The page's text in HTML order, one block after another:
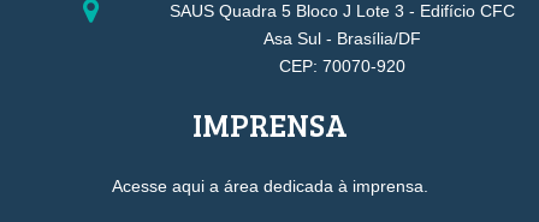
SAUS Quadra 5 Bloco J Lote 3 - Edifício CFC
Asa Sul - Brasília/DF
CEP: 70070-920
IMPRENSA
Acesse aqui a área dedicada à imprensa.